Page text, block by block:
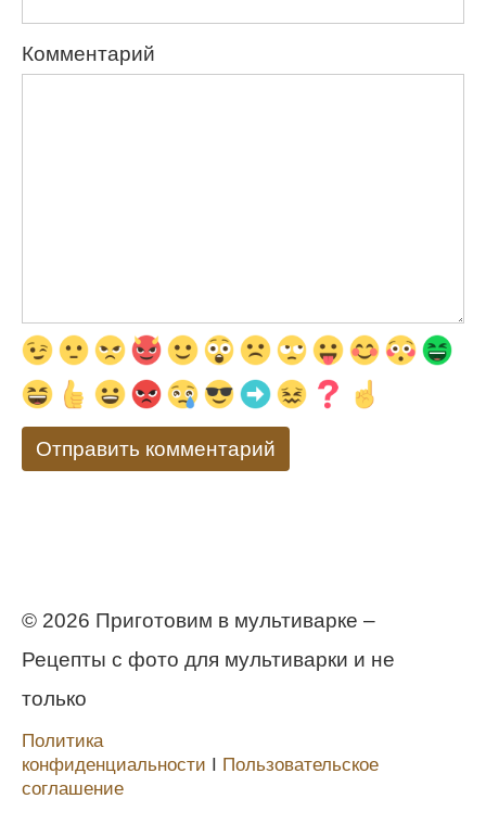
Комментарий
© 2026 Приготовим в мультиварке –
Рецепты с фото для мультиварки и не
только
Политика
конфиденциальности
Пользовательское
соглашение